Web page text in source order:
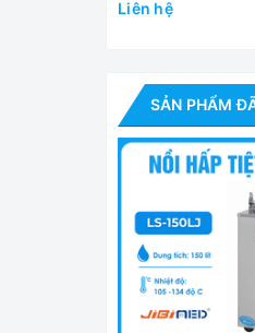
✅ Đèn báo hiệu
✅ Chức năng
✅ Bảo vệ an toàn
✅ Thao tác đơn
Thông số kỹ
Liên hệ
SẢN PHẨM